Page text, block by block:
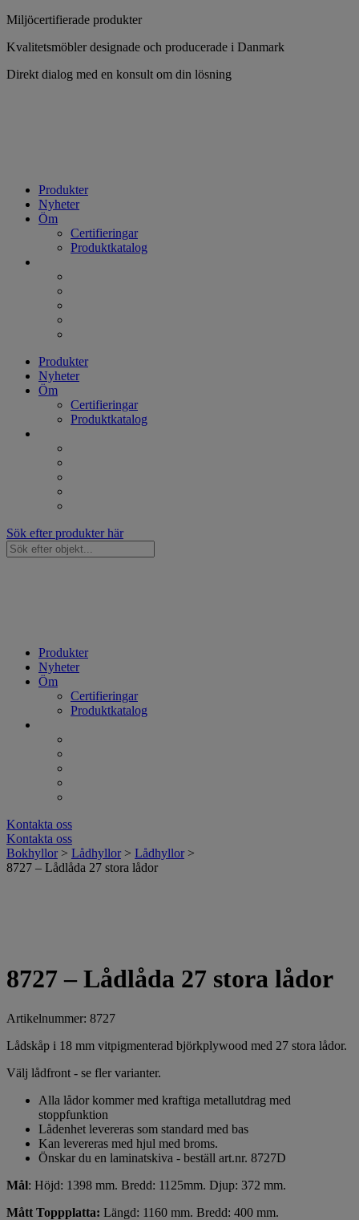
Hoppa
innehåll
Miljöcertifierade produkter
Kvalitetsmöbler designade och producerade i Danmark
Direkt dialog med en konsult om din lösning
Produkter
Nyheter
Öm
Certifieringar
Produktkatalog
Produkter
Nyheter
Öm
Certifieringar
Produktkatalog
Sök efter produkter här
Sök
...
Produkter
Nyheter
Öm
Certifieringar
Produktkatalog
Kontakta oss
Kontakta oss
Bokhyllor > Lådhyllor > Lådhyllor >
8727 – Lådlåda 27 stora lådor
8727 – Lådlåda 27 stora lådor
Artikelnummer: 8727
Lådskåp i 18 mm vitpigmenterad björkplywood med 27 stora lådor.
Välj lådfront - se fler varianter.
Alla lådor kommer med kraftiga metallutdrag med
stoppfunktion
Lådenhet levereras som standard med bas
Kan levereras med hjul med broms.
Önskar du en laminatskiva - beställ art.nr. 8727D
Mål: Höjd: 1398 mm. Bredd: 1125mm. Djup: 372 mm.
Mått Toppplatta: Längd: 1160 mm. Bredd: 400 mm.